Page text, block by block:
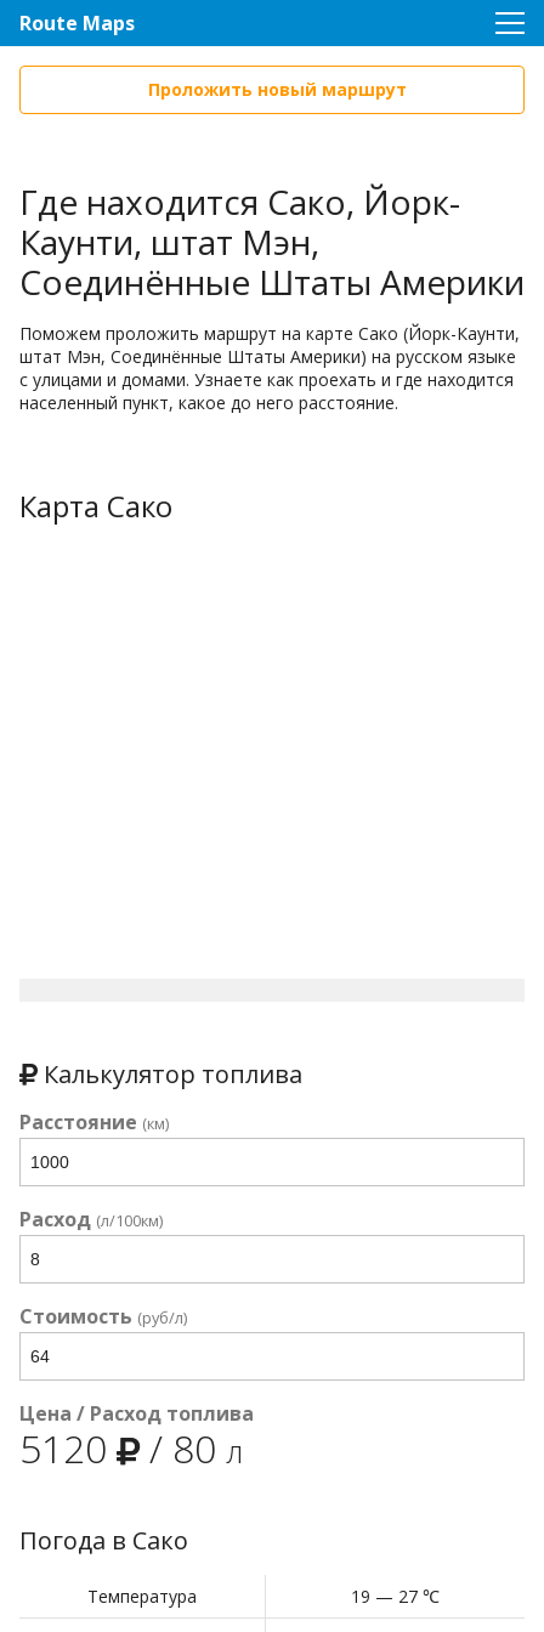
Route Maps
Проложить новый маршрут
Где находится Сако, Йорк-
Каунти, штат Мэн,
Соединённые Штаты Америки
Поможем проложить маршрут на карте Сако (Йорк-Каунти,
штат Мэн, Соединённые Штаты Америки) на русском языке
с улицами и домами. Узнаете как проехать и где находится
населенный пункт, какое до него расстояние.
Карта Сако
Калькулятор топлива
Расстояние (км)
Расход (л/100км)
Стоимость (руб/л)
Цена / Расход топлива
5120 / 80 л
Погода в Сако
Температура
19 — 27 ℃